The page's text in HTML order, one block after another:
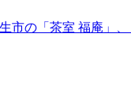
市の「茶室 福庵」、